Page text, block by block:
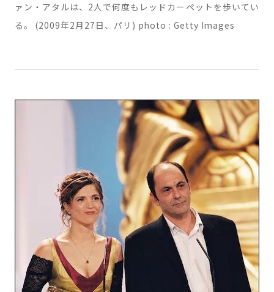
4. 30年来のカップル、シャルロット・ゲンズブールとイヴ
ァン・アタルは、2人で何度もレッドカーペットを歩いてい